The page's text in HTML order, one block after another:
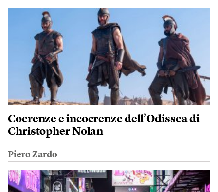
Coerenze e incoerenze dell’Odissea di
Christopher Nolan
Piero Zardo